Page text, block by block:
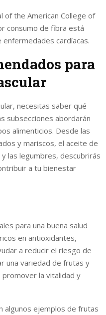
of the American College of
consumo de fibra está
cardíacas.
para
necesitas saber qué
subsecciones abordarán
alimenticios. Desde las
y mariscos, el aceite de
las legumbres, descubrirás
a tu bienestar
para una buena salud
en antioxidantes,
a reducir el riesgo de
una variedad de frutas y
la vitalidad y
algunos ejemplos de frutas